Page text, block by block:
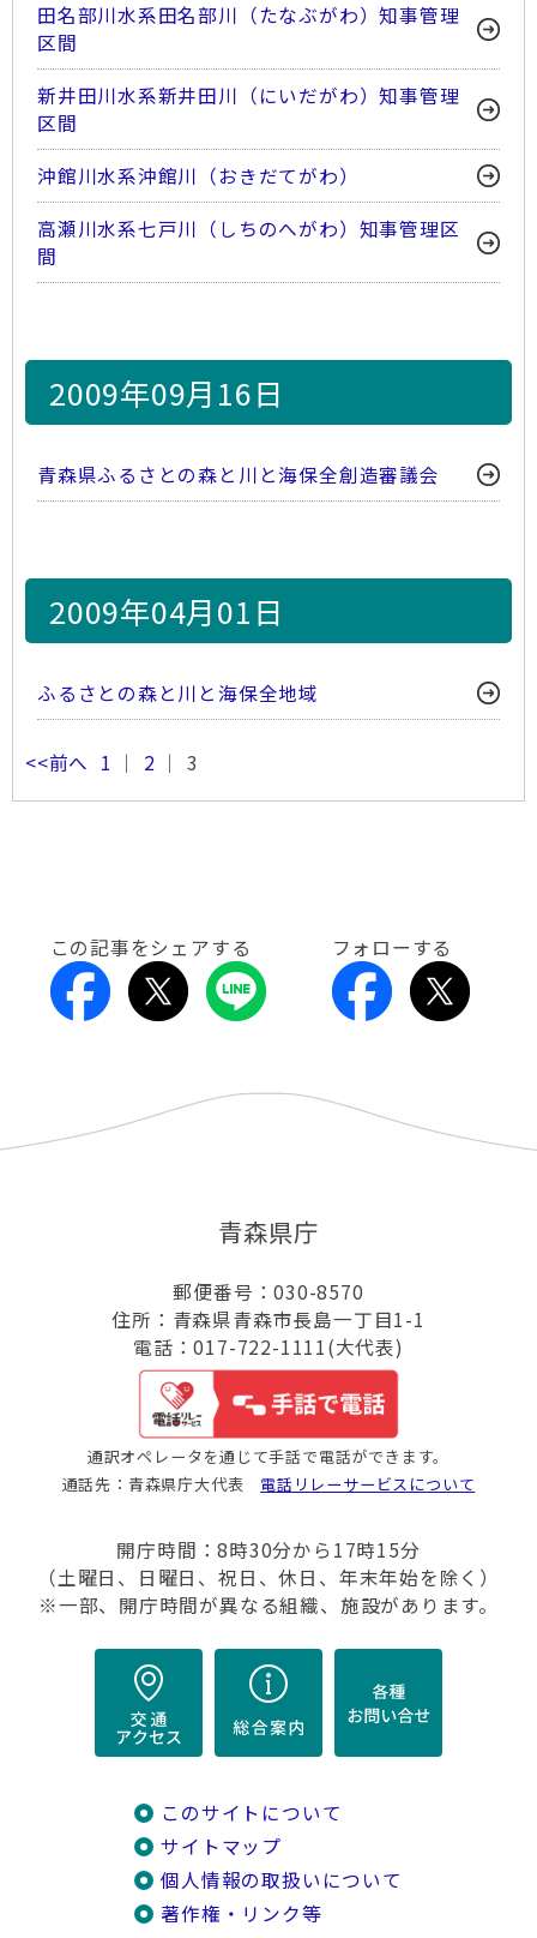
田名部川水系田名部川（たなぶがわ）知事管理
区間
新井田川水系新井田川（にいだがわ）知事管理
区間
沖館川水系沖館川（おきだてがわ）
高瀬川水系七戸川（しちのへがわ）知事管理区
間
2009年09月16日
青森県ふるさとの森と川と海保全創造審議会
2009年04月01日
ふるさとの森と川と海保全地域
<<前へ 1 ｜ 2 ｜ 3
この記事をシェアする フォローする
青森県庁
郵便番号：030-8570
住所：青森県青森市長島一丁目1-1
電話：017-722-1111(大代表)
通訳オペレータを通じて手話で電話ができます。
通話先：青森県庁大代表 電話リレーサービスについて
開庁時間：8時30分から17時15分
（土曜日、日曜日、祝日、休日、年末年始を除く）
※一部、開庁時間が異なる組織、施設があります。
このサイトについて
サイトマップ
個人情報の取扱いについて
著作権・リンク等